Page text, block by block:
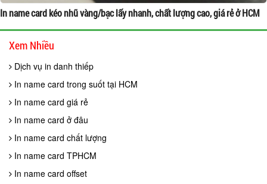
In name card kéo nhũ vàng/bạc lấy nhanh, chất lượng cao, giá rẻ ở HCM
Xem Nhiều
Dịch vụ in danh thiếp
In name card trong suốt tại HCM
In name card giá rẻ
In name card ở đâu
In name card chất lượng
In name card TPHCM
In name card offset